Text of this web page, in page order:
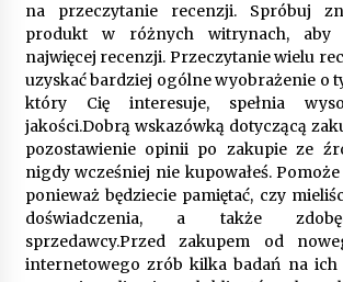
Filtrowanie chłodziwa w
skrawaniem – wpływ na
jakość detali
9 miesięcy ago
Automatyzacja zbierania
– oszczędność czasu dzięki
9 miesięcy ago
Startpolish w praktyce – jak
nowy język?
10 miesięcy ago
na przeczytanie recenzji. Spróbuj
produkt w różnych witrynach, aby
najwięcej recenzji. Przeczytanie wielu
uzyskać bardziej ogólne wyobrażenie o
który Cię interesuje, spełnia
jakości.Dobrą wskazówką dotyczącą
pozostawienie opinii po zakupie ze
nigdy wcześniej nie kupowałeś.
ponieważ będziecie pamiętać, czy
doświadczenia, a także
sprzedawcy.Przed zakupem od
internetowego zrób kilka badań na ich